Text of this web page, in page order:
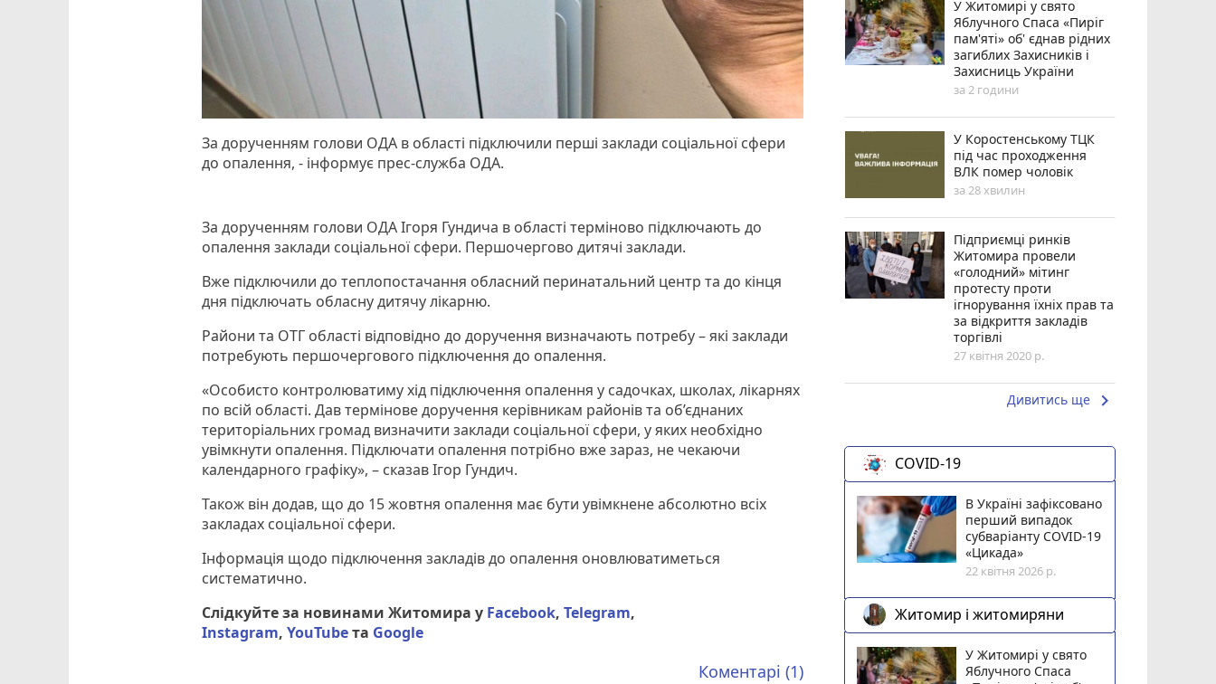
За дорученням голови ОДА в області підключили перші заклади соціальної сфери
до опалення, - інформує прес-служба ОДА.
За дорученням голови ОДА Ігоря Гундича в області терміново підключають до
опалення заклади соціальної сфери. Першочергово дитячі заклади.
Вже підключили до теплопостачання обласний перинатальний центр та до кінця
дня підключать обласну дитячу лікарню.
Райони та ОТГ області відповідно до доручення визначають потребу – які заклади
потребують першочергового підключення до опалення.
«Особисто контролюватиму хід підключення опалення у садочках, школах, лікарнях
по всій області. Дав термінове доручення керівникам районів та об’єднаних
територіальних громад визначити заклади соціальної сфери, у яких необхідно
увімкнути опалення. Підключати опалення потрібно вже зараз, не чекаючи
календарного графіку», – сказав Ігор Гундич.
Також він додав, що до 15 жовтня опалення має бути увімкнене абсолютно всіх
закладах соціальної сфери.
Інформація щодо підключення закладів до опалення оновлюватиметься
систематично.
Слідкуйте за новинами Житомира у Facebook,Telegram,
Instagram,YouTubeта Google
Коментарі (1)
У Житомирі у свято
Яблучного Спаса «Пиріг
пам'яті» об' єднав рідних
загиблих Захисників і
Захисниць України
за 2 години
У Коростенському ТЦК
під час проходження
ВЛК помер чоловік
за 28 хвилин
Підприємці ринків
Житомира провели
«голодний» мітинг
протесту проти
ігнорування їхніх прав та
за відкриття закладів
торгівлі
27 квітня 2020 р.
Дивитись ще keyboard_arrow_right
COVID-19
В Україні зафіксовано
перший випадок
субваріанту COVID-19
«Цикада»
22 квітня 2026 р.
Житомир і житомиряни
У Житомирі у свято
Яблучного Спаса